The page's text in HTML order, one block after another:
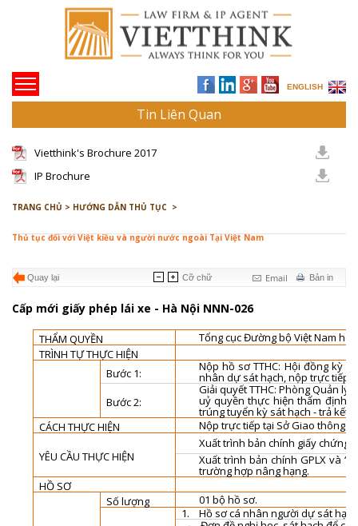
ENGLISH
Tin Liên Quan
Vietthink's Brochure 2017
IP Brochure
TRANG CHỦ > HƯỚNG DẪN THỦ TỤC >
Thủ tục đối với Việt kiều và người nước ngoài Tại Việt Nam
Quay lại Bản in
Email
Cỡ chữ
Cấp mới giấy phép lái xe - Hà Nội NNN-026
THẨM QUYỀN
Tổng cục Đường bộ Việt Nam
TRÌNH TỰ THỰC HIỆN
Bước 1:
Nộp hồ sơ TTHC: Hội đồng kỳ
nhân dự sát hạch, nộp trực tiếp
Bước 2:
Giải quyết TTHC: Phòng Quản
uỷ quyền thực hiện thẩm định
trúng tuyển kỳ sát hạch - trả kết
CÁCH THỰC HIỆN
Nộp trực tiếp tại Sở Giao thông
YÊU CẦU THỰC HIỆN
Xuất trình bản chính giấy chứng
Xuất trình bản chính GPLX và
trường hợp nâng hạng.
HỒ SƠ
Số lượng
01 bộ hồ sơ.
1.
Hồ sơ cá nhân người dự sát